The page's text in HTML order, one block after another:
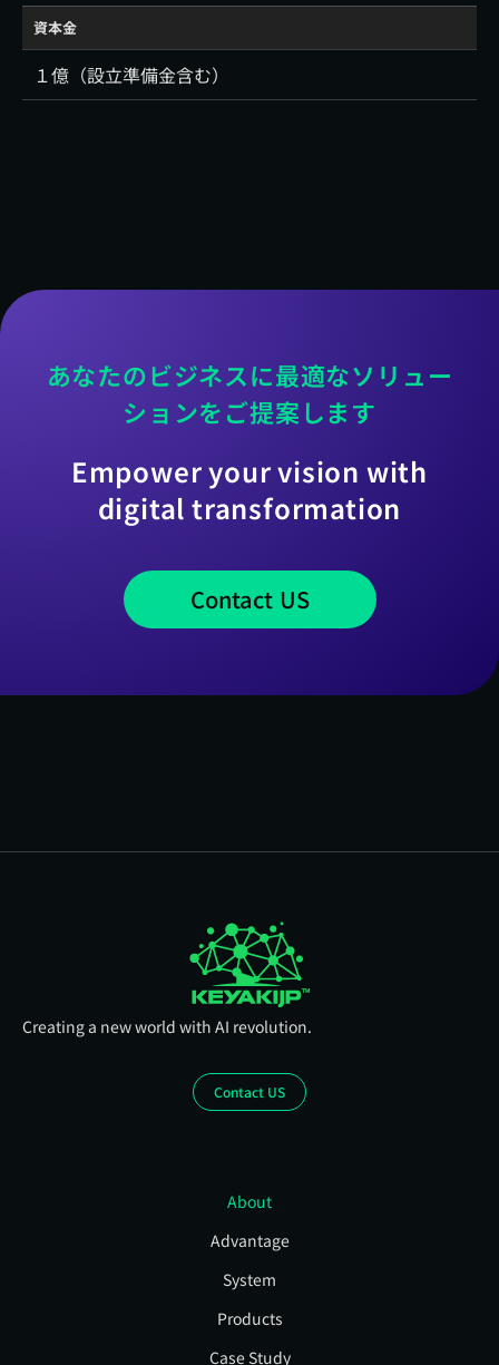
資本金
１億（設立準備金含む）
あなたのビジネスに最適なソリュー
ションをご提案します
Empower your vision with
digital transformation
Contact US
Creating a new world with AI revolution.
Contact US
About
Advantage
System
Products
Case Study